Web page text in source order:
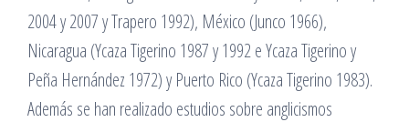
2004 y 2007 y Trapero 1992), México (Junco 1966),
Nicaragua (Ycaza Tigerino 1987 y 1992 e Ycaza Tigerino y
Peña Hernández 1972) y Puerto Rico (Ycaza Tigerino 1983).
Además se han realizado estudios sobre anglicismos